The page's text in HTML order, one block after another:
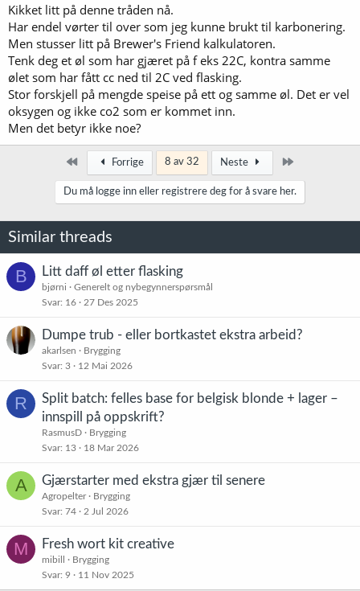
Kikket litt på denne tråden nå.
Har endel vørter til over som jeg kunne brukt til karbonering.
Men stusser litt på Brewer's Friend kalkulatoren.
Tenk deg et øl som har gjæret på f eks 22C, kontra samme
ølet som har fått cc ned til 2C ved flasking.
Stor forskjell på mengde speise på ett og samme øl. Det er vel
oksygen og ikke co2 som er kommet inn.
Men det betyr ikke noe?
Først Forrige 8 av 32 Neste
Du må logge inn eller registrere deg for å svare her.
Similar threads
B Litt daff øl etter flasking
bjørni
Generelt og nybegynnerspørsmål
Svar 16 27 Des 2025
Dumpe trub - eller bortkastet ekstra arbeid?
akarlsen
Brygging
Svar 3 12 Mai 2026
R
Split batch: felles base for belgisk blonde + lager –
innspill på oppskrift?
RasmusD
Brygging
Svar 13 18 Mar 2026
A Gjærstarter med ekstra gjær til senere
Agropelter
Brygging
Svar 74 2 Jul 2026
M Fresh wort kit creative
mibill
Brygging
Svar 9 11 Nov 2025